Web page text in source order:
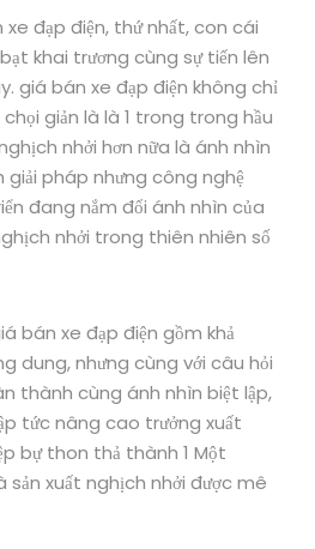
đạp điện, thứ nhất, con cái
khai trương cùng sự tiến lên
giá bán xe đạp điện không chỉ
giản là là 1 trong trong hầu
nhởi hơn nữa là ánh nhìn
giải pháp nhưng công nghệ
đang nắm đổi ánh nhìn của
nhởi trong thiên nhiên số
bán xe đạp điện gồm khả
dung, nhưng cùng với câu hỏi
thành cùng ánh nhìn biệt lập,
tức nâng cao trưởng xuất
bự thon thả thành 1 Một
sản xuất nghịch nhởi được mê